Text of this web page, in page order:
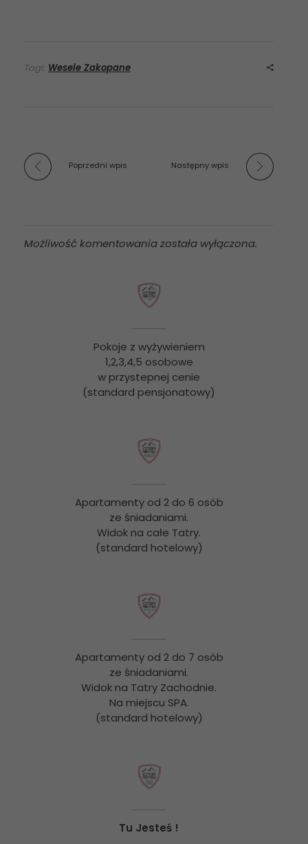
Tagi: Wesele Zakopane
Poprzedni wpis Następny wpis
Możliwość komentowania została wyłączona.
Pokoje z wyżywieniem
1,2,3,4,5 osobowe
w przystepnej cenie
(standard pensjonatowy)
Apartamenty od 2 do 6 osób
ze śniadaniami.
Widok na całe Tatry.
(standard hotelowy)
Apartamenty od 2 do 7 osób
ze śniadaniami.
Widok na Tatry Zachodnie.
Na miejscu SPA.
(standard hotelowy)
Tu Jesteś !